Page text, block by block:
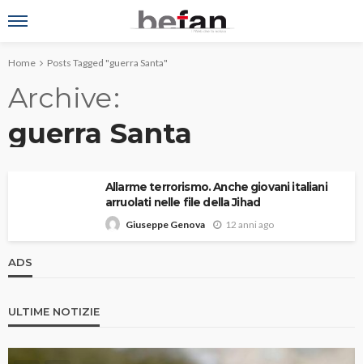
Home Posts Tagged "guerra Santa"
Archive
guerra Santa
Allarme terrorismo. Anche giovani italiani
arruolati nelle file della Jihad
Giuseppe Genova 12 anni ago
ADS
ULTIME NOTIZIE